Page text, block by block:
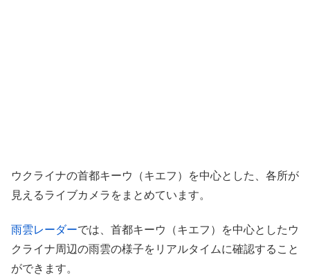
ウクライナの首都キーウ（キエフ）を中心とした、各所が
見えるライブカメラをまとめています。
雨雲レーダーでは、首都キーウ（キエフ）を中心としたウ
クライナ周辺の雨雲の様子をリアルタイムに確認すること
ができます。